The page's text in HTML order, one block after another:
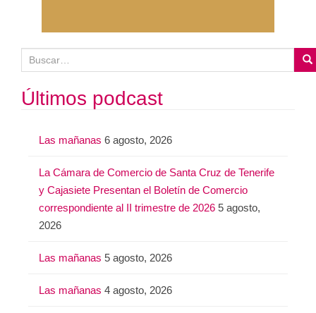
u
s
c
Últimos podcast
Las mañanas 6 agosto, 2026
La Cámara de Comercio de Santa Cruz de Tenerife
y Cajasiete Presentan el Boletín de Comercio
correspondiente al II trimestre de 2026 5 agosto,
2026
Las mañanas 5 agosto, 2026
Las mañanas 4 agosto, 2026